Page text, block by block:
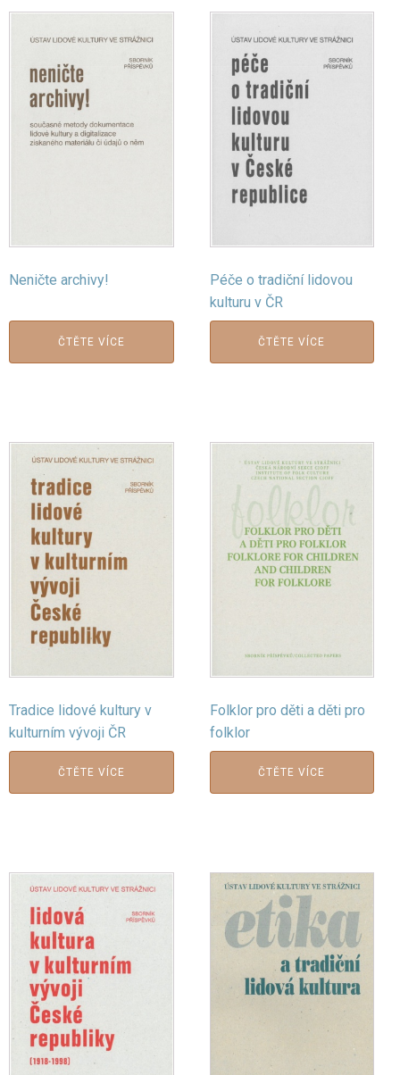
Neničte archivy!
ČTĚTE VÍCE
Péče o tradiční lidovou
kulturu v ČR
ČTĚTE VÍCE
Tradice lidové kultury v
kulturním vývoji ČR
ČTĚTE VÍCE
Folklor pro děti a děti pro
folklor
ČTĚTE VÍCE